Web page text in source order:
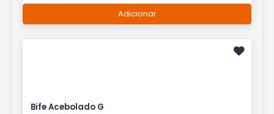
Adicionar
Bife Acebolado G